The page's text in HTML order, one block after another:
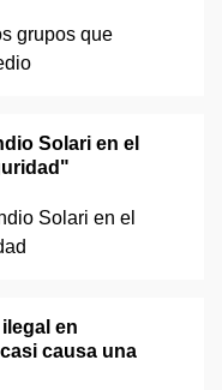
Solari en el
en
causa una